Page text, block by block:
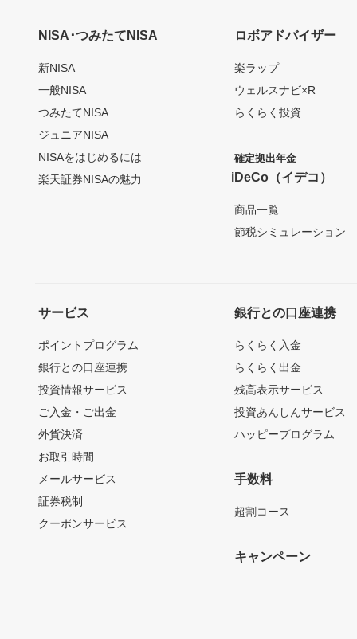
NISA･つみたてNISA
新NISA
一般NISA
つみたてNISA
ジュニアNISA
NISAをはじめるには
楽天証券NISAの魅力
ロボアドバイザー
楽ラップ
ウェルスナビ×R
らくらく投資
確定拠出年金
iDeCo（イデコ）
商品一覧
節税シミュレーション
サービス
ポイントプログラム
銀行との口座連携
投資情報サービス
ご入金・ご出金
外貨決済
お取引時間
メールサービス
証券税制
クーポンサービス
銀行との口座連携
らくらく入金
らくらく出金
残高表示サービス
投資あんしんサービス
ハッピープログラム
手数料
超割コース
キャンペーン